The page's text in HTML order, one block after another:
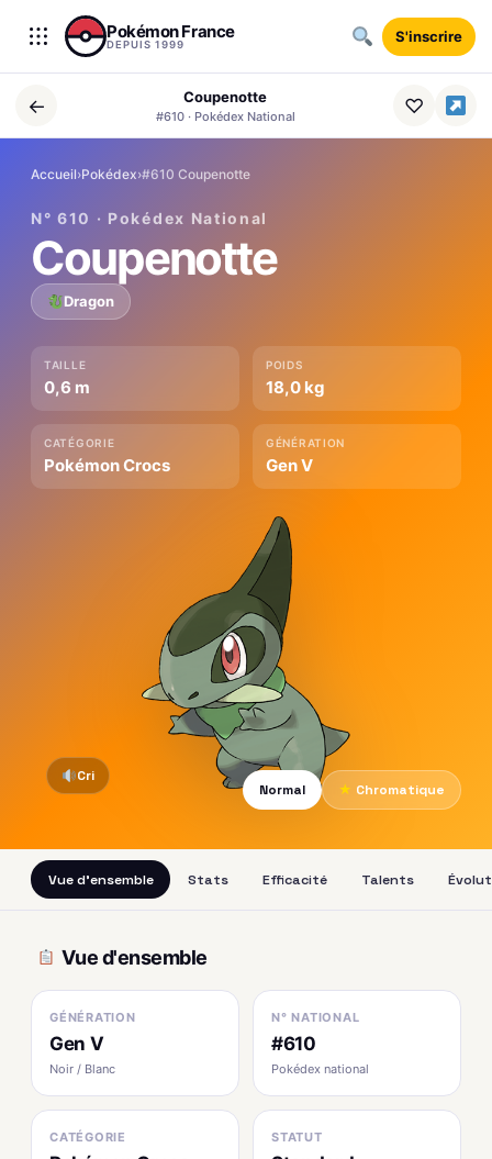
Aller au contenu
Pokémon France
DEPUIS 1999 S'inscrire
← Coupenotte
#610 · Pokédex National ♡
Accueil›Pokédex›#610 Coupenotte
N° 610 · Pokédex National
Coupenotte
Dragon
TAILLE
0,6 m
POIDS
18,0 kg
CATÉGORIE
Pokémon Crocs
GÉNÉRATION
Gen V
Cri
Normal
★ Chromatique
Vue d'ensemble Stats Efficacité Talents
Vue d'ensemble
GÉNÉRATION
Gen V
Noir / Blanc
N° NATIONAL
#610
Pokédex national
CATÉGORIE STATUT